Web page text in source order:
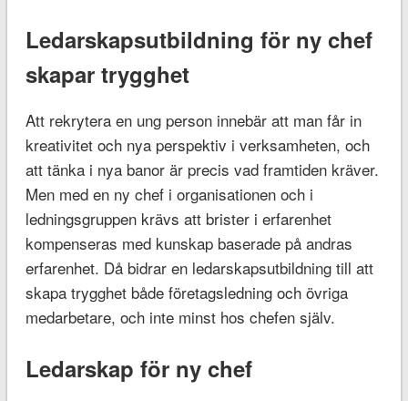
Ledarskapsutbildning för ny chef
skapar trygghet
Att rekrytera en ung person innebär att man får in
kreativitet och nya perspektiv i verksamheten, och
att tänka i nya banor är precis vad framtiden kräver.
Men med en ny chef i organisationen och i
ledningsgruppen krävs att brister i erfarenhet
kompenseras med kunskap baserade på andras
erfarenhet. Då bidrar en ledarskapsutbildning till att
skapa trygghet både företagsledning och övriga
medarbetare, och inte minst hos chefen själv.
Ledarskap för ny chef